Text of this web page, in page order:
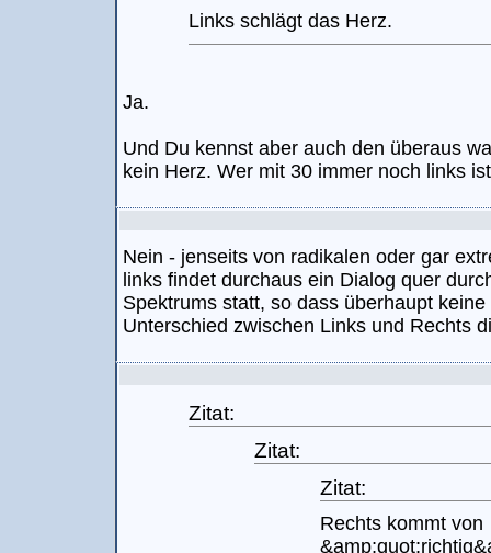
Links schlägt das Herz.
Ja.
Und Du kennst aber auch den überaus
kein Herz. Wer mit 30 immer noch links
Nein - jenseits von radikalen oder gar
links findet durchaus ein Dialog quer
Spektrums statt, so dass überhaupt
Unterschied zwischen Links und Rechts
Zitat:
Zitat:
Zitat:
Rechts kommt von